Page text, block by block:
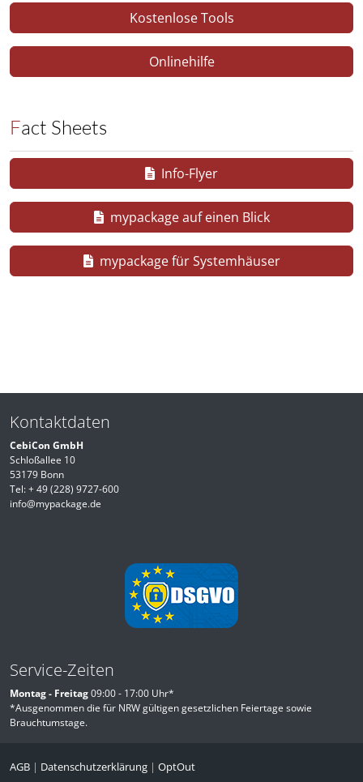
Kostenlose Tools
Onlinehilfe
Fact Sheets
Info-Flyer
mypackage auf einen Blick
mypackage für Systemhäuser
Kontaktdaten
CebiCon GmbH
Schloßallee 10
53179 Bonn
Tel:+ 49 (228) 9727-600
info@mypackage.de
Service-Zeiten
Montag - Freitag09:00 - 17:00 Uhr*
*Ausgenommen die für NRW gültigen gesetzlichen Feiertage sowie
Brauchtumstage.
AGB | Datenschutzerklärung | OptOut